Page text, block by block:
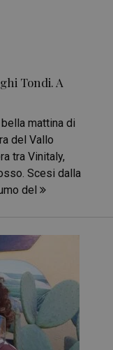
Tondi. A
mattina di
del Vallo
tra Vinitaly,
Scesi dalla
del